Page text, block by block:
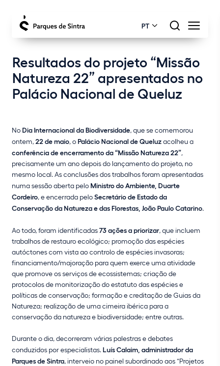
PT
Resultados do projeto “Missão
Natureza 22” apresentados no
Palácio Nacional de Queluz
NoDia Internacional da Biodiversidade, que se comemorou
ontem,22 de maio, oPalácio Nacional de Queluzacolheu a
conferência de encerramento da “Missão Natureza 22”,
precisamente um ano depois do lançamento do projeto, no
mesmo local. As conclusões dos trabalhos foram apresentadas
numa sessão aberta peloMinistro do Ambiente, Duarte
Cordeiro, e encerrada peloSecretário de Estado da
Conservação da Natureza e das Florestas, João Paulo Catarino.
Ao todo, foram identificadas73 ações a priorizar, que incluem
trabalhos de restauro ecológico; promoção das espécies
autóctones com vista ao controlo de espécies invasoras;
financiamento/majoração para quem exerce uma atividade
que promove os serviços de ecossistemas; criação de
protocolos de monitorização do estatuto das espécies e
políticas de conservação; formação e creditação de Guias da
Natureza; realização de uma cimeira ibérica para a
conservação da natureza e biodiversidade; entre outras.
Durante o dia, decorreram várias palestras e debates
conduzidos por especialistas.Luís Calaim, administrador da
Parques de Sintra, interveio no painel subordinado aos “Projetos